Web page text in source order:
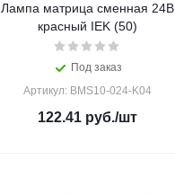
Лампа матрица сменная 24В
красный IEK (50)
Под заказ
Артикул: BMS10-024-K04
122.41 руб./шт